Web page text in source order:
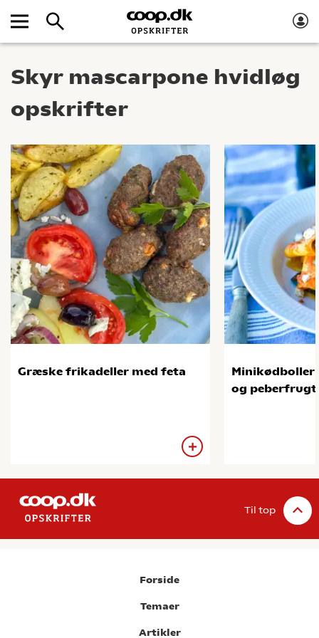
Skyr mascarpone hvidløg
opskrifter
Græske frikadeller med feta
Minikødboller
og
Til top
Forside
Temaer
Artikler